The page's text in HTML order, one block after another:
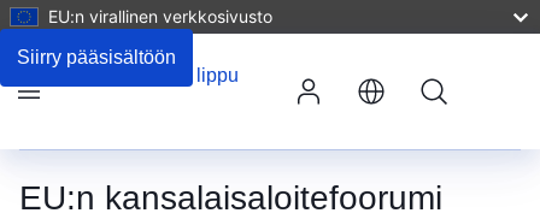
Siirry pääsisältöön
EU:n virallinen verkkosivusto
EU:n kansalaisaloitefoorumi
Kommentit